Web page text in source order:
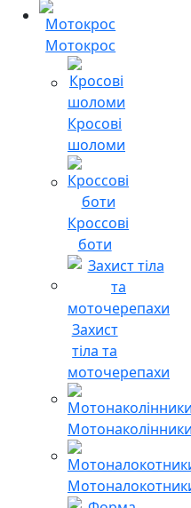
Мотокрос
Кросові
шоломи
Кроссові
боти
Захист
тіла та
моточерепахи
Мотонаколінники